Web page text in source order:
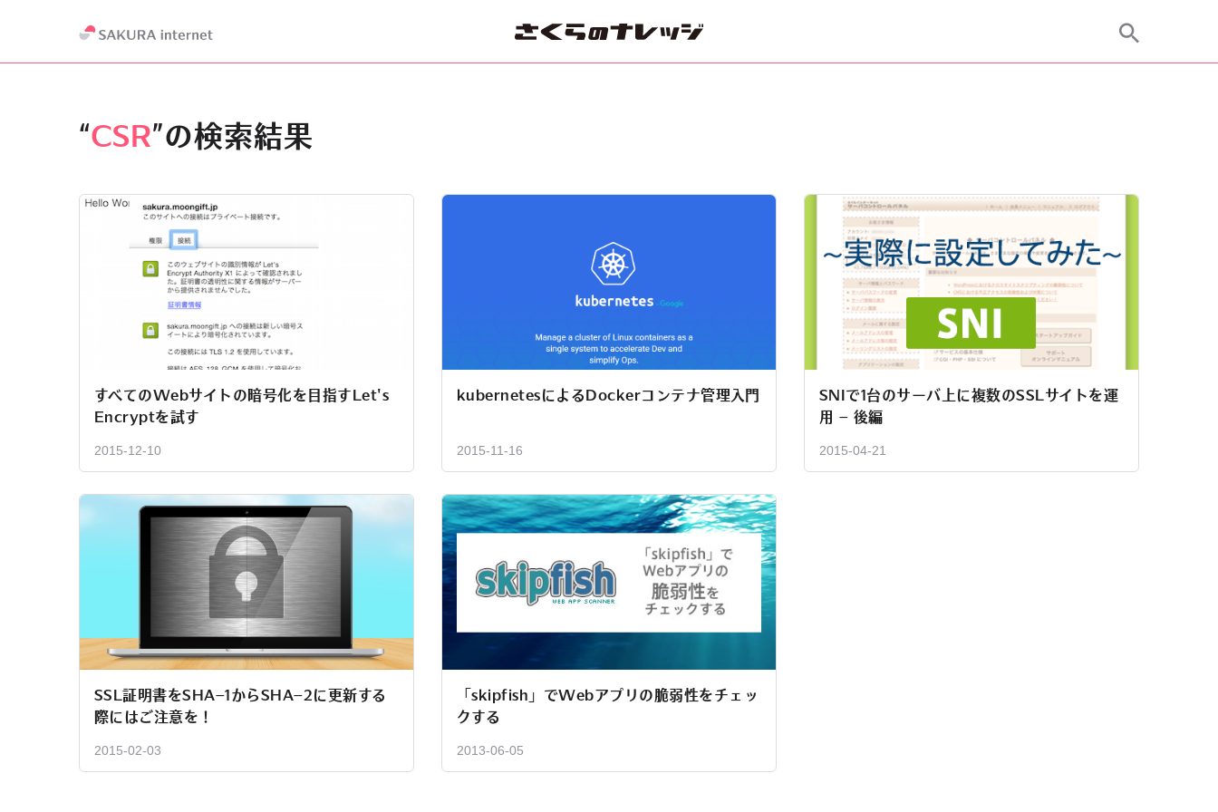
“CSR”の検索結果
すべてのWebサイトの暗号化を目指すLet's
Encryptを試す
2015-12-10
kubernetesによるDockerコンテナ管理入門
2015-11-16
SNIで1台のサーバ上に複数のSSLサイトを運
用 – 後編
2015-04-21
SSL証明書をSHA–1からSHA–2に更新する
際にはご注意を！
2015-02-03
「skipfish」でWebアプリの脆弱性をチェッ
クする
2013-06-05